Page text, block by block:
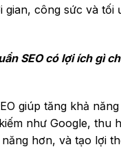
gian, công sức và tối
SEO có lợi ích gì
giúp tăng khả
như Google, thu
hơn, và tạo lợi